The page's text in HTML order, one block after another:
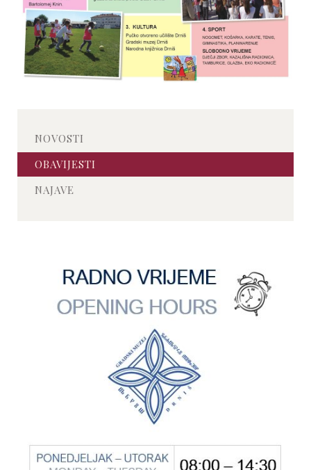
NOVOSTI
OBAVIJESTI
NAJAVE